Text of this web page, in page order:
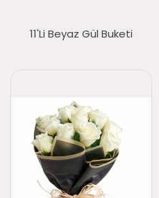
11'li Beyaz Gül Buketi